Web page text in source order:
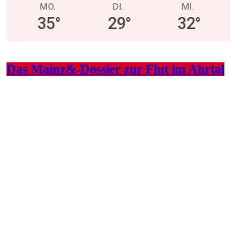
MO.
35°
DI.
29°
MI.
32°
Das Mainz&-Dossier zur Flut im Ahrtal